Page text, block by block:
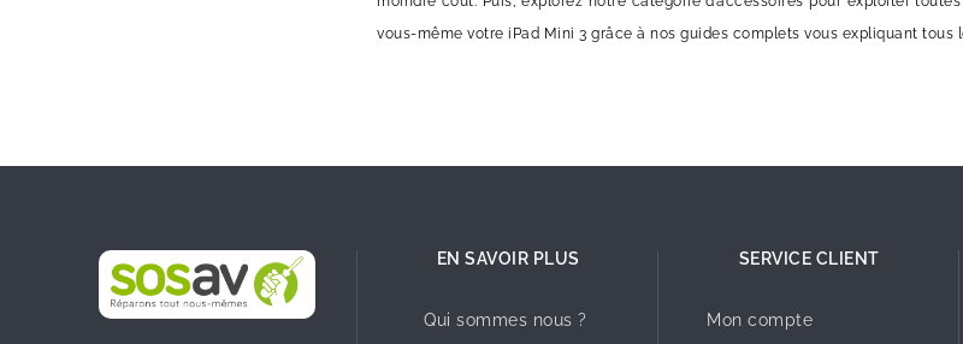
vous-même votre iPad Mini 3 grâce à nos guides complets vous expliquant tous
EN SAVOIR PLUS
Qui sommes nous ?
SERVICE CLIENT
Mon compte